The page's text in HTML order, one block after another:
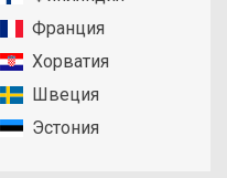
Франция
Хорватия
Швеция
Эстония